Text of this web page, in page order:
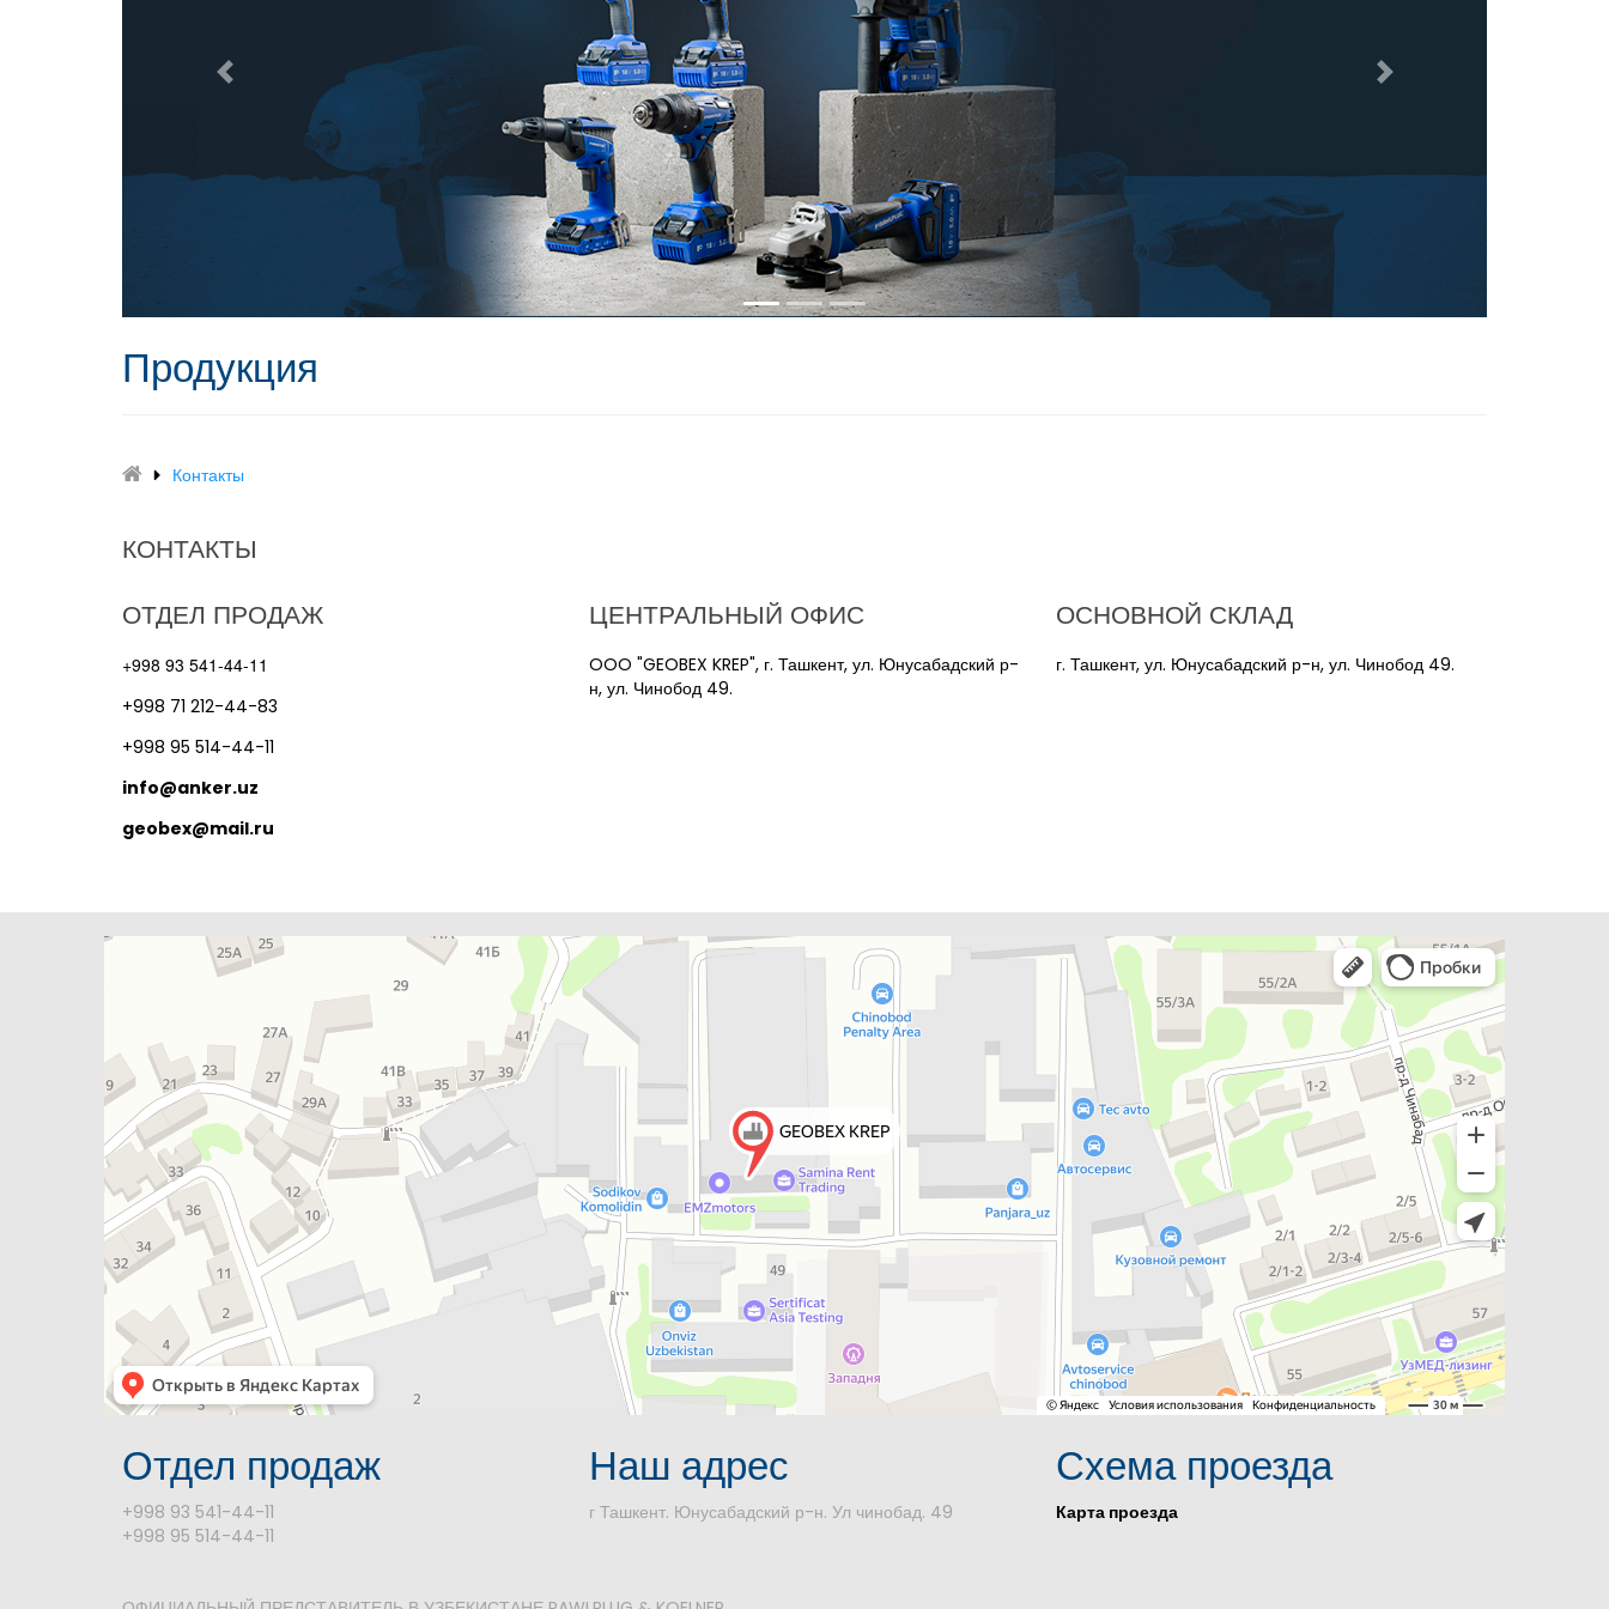
Продукция
Контакты
КОНТАКТЫ
ОТДЕЛ ПРОДАЖ
+998 93 541-44-11
+998 71 212-44-83
+998 95 514-44-11
info@anker.uz
geobex@mail.ru
ЦЕНТРАЛЬНЫЙ ОФИС
OOO "GEOBEX KREP", г. Ташкент, ул. Юнусабадский р-
н, ул. Чинобод 49.
ОСНОВНОЙ СКЛАД
г. Ташкент, ул. Юнусабадский р-н, ул. Чинобод 49.
Отдел продаж
+998 93 541-44-11
+998 95 514-44-11
Наш адрес
г Ташкент. Юнусабадский р-н. Ул чинобад. 49
Схема проезда
Карта проезда